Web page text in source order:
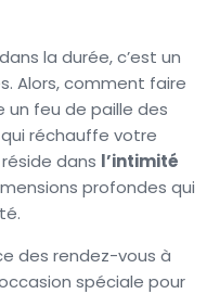
la durée, c’est un
Alors, comment faire
un feu de paille des
réchauffe votre
dans l’intimité
profondes qui
des rendez-vous à
spéciale pour